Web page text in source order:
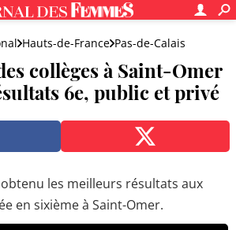
Hauts-de-France Pas-de-Calais
collèges à Saint-Omer
6e, public et privé
les meilleurs résultats aux
en sixième à Saint-Omer.